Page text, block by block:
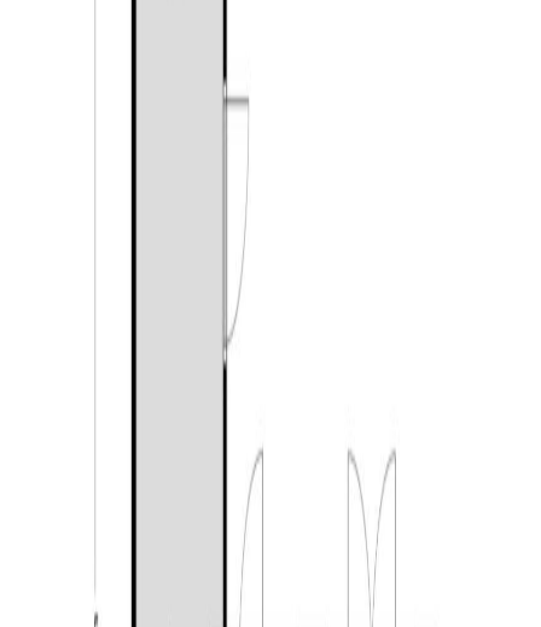
ruimte en is keurig afgewerkt. Ook deze verdieping is
volledig voorzien van een houten vloer en strak
slaapkamers profiteren van een dakkapel, die over
nagenoeg de volledige breedte van de woning is
geplaatst. Hierdoor is er veel extra ruimte en lichtinval
ontstaan. De grote slaapkamer beschikt over twee grote
maatwerk kasten met veel bergruimte. De kleinere
slaapkamer is ideaal als kinder- en logeerkamer, maar
aanwezig. Daarnaast bevindt zich hier een kast met de
opstelling van de CV-ketel. Ook is deze verdieping
voorzien van airconditioning (2020). Onder de schuine
kap is bovendien handige bergruimte aanwezig, ideaal
voor het opbergen van spullen die u niet dagelijks nodig